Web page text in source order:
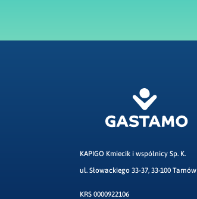
KAPIGO Kmiecik i wspólnicy Sp. K.
ul. Słowackiego 33-37, 33-100 Tarnów
KRS 0000922106